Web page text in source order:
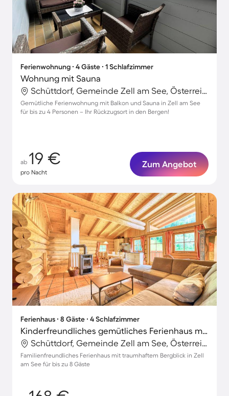
Ferienwohnung ∙ 4 Gäste ∙ 1 Schlafzimmer
Wohnung mit Sauna
Schüttdorf, Gemeinde Zell am See, Österreich
Gemütliche Ferienwohnung mit Balkon und Sauna in Zell am See
für bis zu 4 Personen – Ihr Rückzugsort in den Bergen!
ab 19 €
pro Nacht
Zum Angebot
Ferienhaus ∙ 8 Gäste ∙ 4 Schlafzimmer
Kinderfreundliches gemütliches Ferienhaus mit Terrasse | Bergblick
Schüttdorf, Gemeinde Zell am See, Österreich
Familienfreundliches Ferienhaus mit traumhaftem Bergblick in Zell
am See für bis zu 8 Gäste